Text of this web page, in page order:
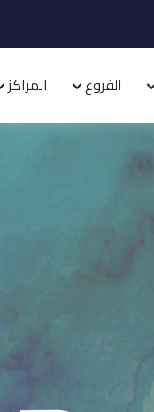
الفروع المراكز